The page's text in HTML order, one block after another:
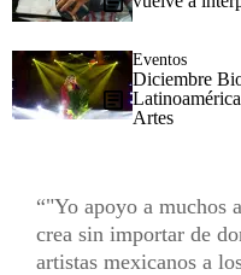
Eventos
Diciembre
Artes
"Yo apoyo a muchos
crea sin importar de
artistas mexicanos a